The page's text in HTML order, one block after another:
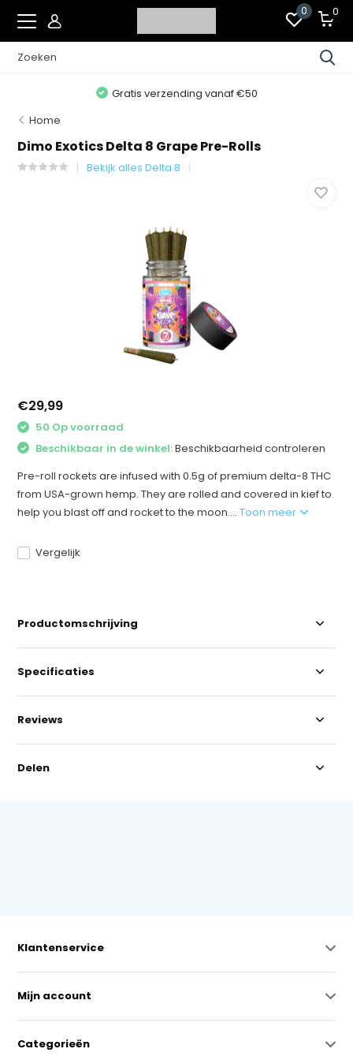
0 0
Gratis verzending vanaf €50
Home
Dimo Exotics Delta 8 Grape Pre-Rolls
Bekijk alles Delta 8
€29,99
50 Op voorraad
Beschikbaar in de winkel:Beschikbaarheid controleren
Pre-roll rockets are infused with 0.5g of premium delta-8 THC
from USA-grown hemp. They are rolled and covered in kief to
help you blast off and rocket to the moon....Toon meer
Vergelijk
Productomschrijving
Specificaties
Reviews
Delen
Klantenservice
Mijn account
Categorieën